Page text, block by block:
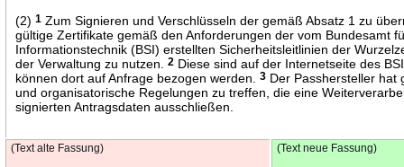
(2)1 Zum Signieren und Verschlüsseln der gemäß Absatz 1 zu
gültige Zertifikate gemäß den Anforderungen der vom Bundesamt
Informationstechnik (BSI) erstellten Sicherheitsleitlinien der
der Verwaltung zu nutzen.2 Diese sind auf der Internetseite des
können dort auf Anfrage bezogen werden.3 Der Passhersteller hat
und organisatorische Regelungen zu treffen, die eine
signierten Antragsdaten ausschließen.
(Text alte Fassung) (Text neue Fassung)